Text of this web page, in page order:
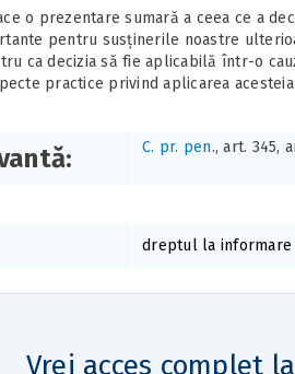
o prezentare sumară a ceea ce a
pentru susținerile noastre
ca decizia să fie aplicabilă într-o
practice privind aplicarea acesteia
C. pr. pen., art. 345,
dreptul la informare
Vrei acces complet